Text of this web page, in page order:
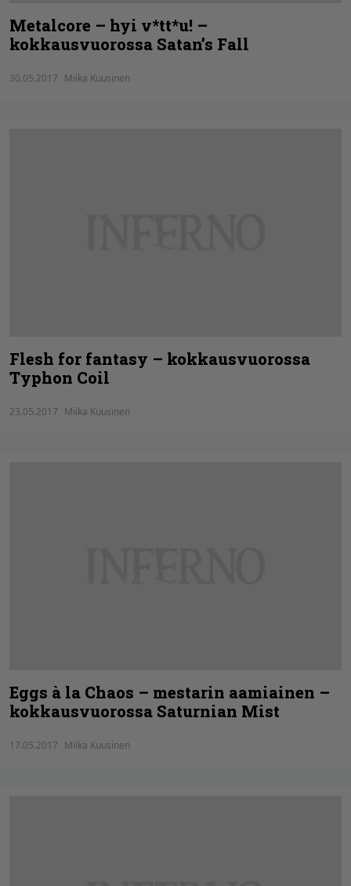
Metalcore – hyi v*tt*u! –
kokkausvuorossa Satan’s Fall
30.05.2017 Miika Kuusinen
Flesh for fantasy – kokkausvuorossa
Typhon Coil
23.05.2017 Miika Kuusinen
Eggs à la Chaos – mestarin aamiainen –
kokkausvuorossa Saturnian Mist
17.05.2017 Miika Kuusinen